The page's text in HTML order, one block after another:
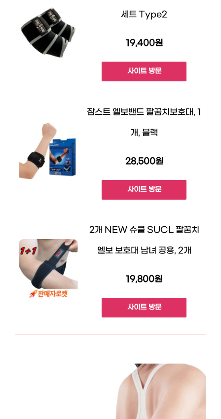
세트 Type2
19,400원
사이트 방문
잠스트 엘보밴드 팔꿈치보호대, 1
개, 블랙
28,500원
사이트 방문
2개 NEW 슈클 SUCL 팔꿈치
엘보 보호대 남녀 공용, 2개
19,800원
사이트 방문